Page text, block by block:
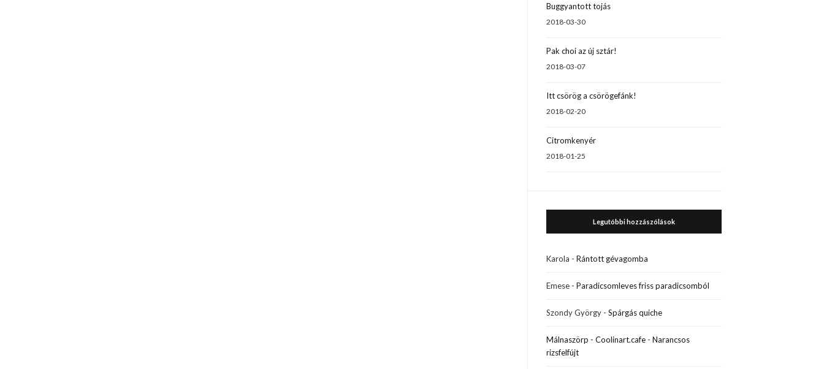
Buggyantott tojás
2018-03-30
Pak choi az új sztár!
2018-03-07
Itt csörög a csörögefánk!
2018-02-20
Citromkenyér
2018-01-25
Legutóbbi hozzászólások
Karola -Rántott gévagomba
Emese -Paradicsomleves friss paradicsomból
Szondy György -Spárgás quiche
Málnaszörp - Coolinart.cafe -Narancsos
rizsfelfújt